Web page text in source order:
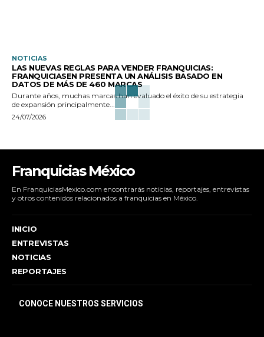
NOTICIAS
LAS NUEVAS REGLAS PARA VENDER FRANQUICIAS:
FRANQUICIASEN PRESENTA UN ANÁLISIS BASADO EN
DATOS DE MÁS DE 460 MARCAS
Durante años, muchas marcas han evaluado el éxito de su estrategia
de expansión principalmente...
24/07/2026
Franquicias México
En FranquiciasMexico.com encontrarás noticias, reportajes, entrevistas
y otros contenidos relacionados a franquicias en México.
INICIO
ENTREVISTAS
NOTICIAS
REPORTAJES
CONOCE NUESTROS SERVICIOS